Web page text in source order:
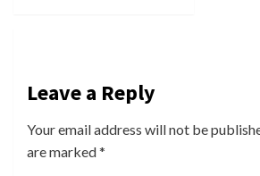
Leave a Reply
Your email address will not be
are marked*